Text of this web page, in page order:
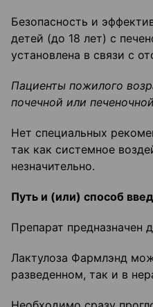
Безопасность и
детей (до 18 лет) с
установлена в связи с
Пациенты пожилого
почечной или
Нет специальных
так как системное
незначительно.
Путь и (или) способ
Препарат предназначен
Лактулоза Фармлэнд
разведенном, так и в